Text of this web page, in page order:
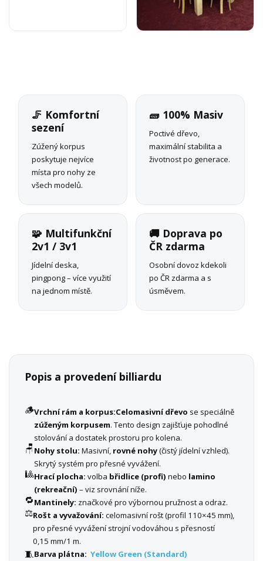
🦵 Komfortní
sezení
Zúžený korpus
poskytuje nejvíce
místa pro nohy ze
všech modelů.
🧱 100% Masiv
Poctivé dřevo,
maximální stabilita a
životnost po generace.
🧩 Multifunkční
2v1 / 3v1
Jídelní deska,
pingpong – více využití
na jednom místě.
🚚 Doprava po
ČR zdarma
Osobní dovoz kdekoli
po ČR zdarma a s
úsměvem.
Popis a provedení billiardu
🪵Vrchní rám a korpus:Celomasivní dřevo se speciálně
zúženým korpusem. Tento design zajišťuje pohodlné
stolování a dostatek prostoru pro kolena.
🪑 Nohy stolu: Masivní, rovné nohy(čistý jídelní vzhled).
Skrytý systém pro přesné vyvážení.
🎱Hrací plocha: volba břidlice (profi) nebo lamino
(rekreační) – viz srovnání níže.
🔁Mantinely: značkové pro výbornou pružnost a odraz.
⚖️Rošt a vyvažování: celomasivní rošt (profil 110×45 mm),
pro přesné vyvážení strojní vodováhou s přesností
0,15 mm/1 m.
🧵Barva plátna: Yellow Green (Standard)